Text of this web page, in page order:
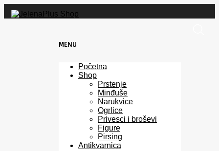
MENU
content
Početna
Shop
Prstenje
Minđuše
Narukvice
Ogrlice
Privesci i broševi
Figure
Pirsing
Antikvarnica